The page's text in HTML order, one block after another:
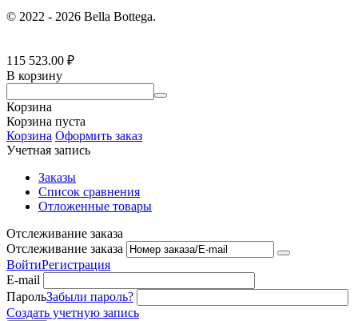
© 2022 - 2026 Bella Bottega.
115 523.00 ₽
В корзину
Корзина
Корзина пуста
Корзина Оформить заказ
Учетная запись
Заказы
Список сравнения
Отложенные товары
Отслеживание заказа
Отслеживание заказа
ВойтиРегистрация
E-mail
ПарольЗабыли пароль?
Создать учетную запись